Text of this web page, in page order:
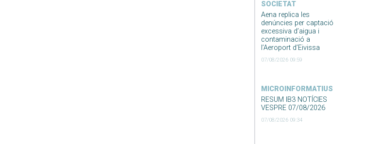
SOCIETAT
Aena replica les
denúncies per captació
excessiva d’aigua i
contaminació a
l’Aeroport d’Eivissa
07/08/2026 09:59
MICROINFORMATIUS
RESUM IB3 NOTÍCIES
VESPRE 07/08/2026
07/08/2026 09:34